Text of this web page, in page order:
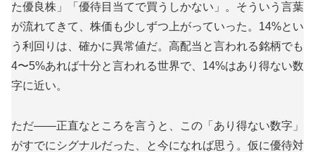
た優良株」「優待目当てで買うしかない」。そういう言葉
が流れてきて、株価も少しずつ上がっていった。14%とい
う利回りは、確かに異常値だ。高配当と言われる銘柄でも
4〜5%あれば十分と言われる世界で、14%はあり得ない数
字に近い。
ただ——正直なところを言うと、この「あり得ない数字」
がすでにシグナルだった、と今になれば思う。仮に優待対